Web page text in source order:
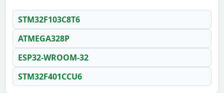
STM32F103C8T6
ATMEGA328P
ESP32-WROOM-32
STM32F401CCU6